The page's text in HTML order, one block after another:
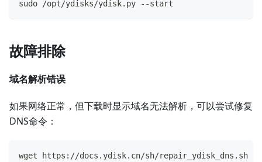
sudo /opt/ydisks/ydisk.py --start
故障排除
域名解析错误
如果网络正常，但下载时显示域名无法解析，可以尝试修复
DNS命令：
wget https://docs.ydisk.cn/sh/repair_ydisk_dns.sh